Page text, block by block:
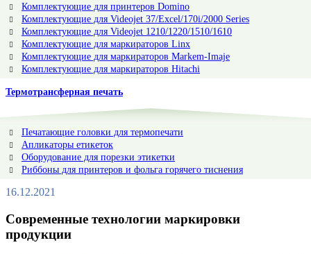
Комплектующие для принтеров Domino
Комплектующие для Videojet 37/Excel/170i/2000 Series
Комплектующие для Videojet 1210/1220/1510/1610
Комплектующие для маркираторов Linx
Комплектующие для маркираторов Markem-Imaje
Комплектующие для маркираторов Hitachi
Термотрансферная печать
Печатающие головки для термопечати
Апликаторы етикеток
Оборудование для порезки этикетки
Риббоны для принтеров и фольга горячего тиснения
16.12.2021
Современные технологии маркировки
продукции